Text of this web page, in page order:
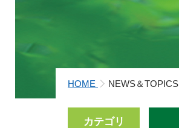
HOME NEWS＆TOPICS
カテゴリ